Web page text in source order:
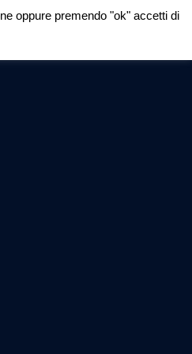
oppure premendo "ok" accetti di